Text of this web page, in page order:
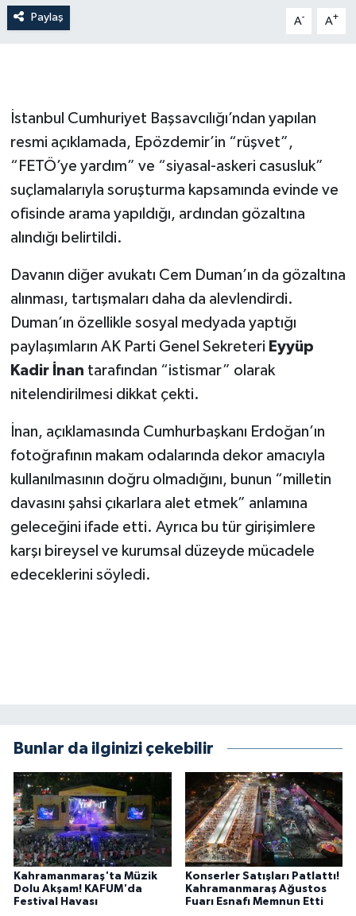
Paylaş A- A+
İstanbul Cumhuriyet Başsavcılığı’ndan yapılan
resmi açıklamada, Epözdemir’in “rüşvet”,
“FETÖ’ye yardım” ve “siyasal-askeri casusluk”
suçlamalarıyla soruşturma kapsamında evinde ve
ofisinde arama yapıldığı, ardından gözaltına
alındığı belirtildi.
Davanın diğer avukatı Cem Duman’ın da gözaltına
alınması, tartışmaları daha da alevlendirdi.
Duman’ın özellikle sosyal medyada yaptığı
paylaşımların AK Parti Genel Sekreteri Eyyüp
Kadir İnan tarafından “istismar” olarak
nitelendirilmesi dikkat çekti.
İnan, açıklamasında Cumhurbaşkanı Erdoğan’ın
fotoğrafının makam odalarında dekor amacıyla
kullanılmasının doğru olmadığını, bunun “milletin
davasını şahsi çıkarlara alet etmek” anlamına
geleceğini ifade etti. Ayrıca bu tür girişimlere
karşı bireysel ve kurumsal düzeyde mücadele
edeceklerini söyledi.
Bunlar da ilginizi çekebilir
Kahramanmaraş'ta Müzik
Dolu Akşam! KAFUM'da
Festival Havası
Konserler Satışları Patlattı!
Kahramanmaraş Ağustos
Fuarı Esnafı Memnun Etti
ROPORTAJ
YEREL YÖNETİM
MEDYA
SEÇİM 2011
BİLİMNET
Yemek
SİVİL TOPLUM
KİM KİMDİR
ÇEK GÖNDER
KİTAP
HEDEF2020
Politika
YEREL
BÖLGEDEN
BİLİM TEKNOLOJİ